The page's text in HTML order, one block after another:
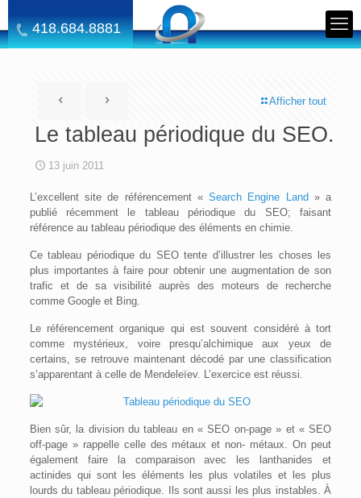
418.684.8881
Afficher tout
Le tableau périodique du SEO.
13 juin 2011
L’excellent site de référencement «Search Engine Land » a
publié récemment le tableau périodique du SEO; faisant
référence au tableau périodique des éléments en chimie.
Ce tableau périodique du SEO tente d’illustrer les choses les
plus importantes à faire pour obtenir une augmentation de son
trafic et de sa visibilité auprès des moteurs de recherche
comme Google et Bing.
Le référencement organique qui est souvent considéré à tort
comme mystérieux, voire presqu’alchimique aux yeux de
certains, se retrouve maintenant décodé par une classification
s’apparentant à celle de Mendeleïev. L’exercice est réussi.
Bien sûr, la division du tableau en « SEO on-page » et « SEO
off-page » rappelle celle des métaux et non- métaux. On peut
également faire la comparaison avec les lanthanides et
actinides qui sont les éléments les plus volatiles et les plus
lourds du tableau périodique. Ils sont aussi les plus instables. À